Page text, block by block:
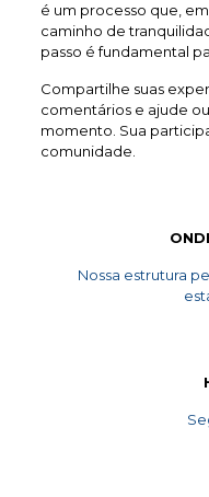
é um processo que,
caminho de
passo é fundamental
Compartilhe suas
comentários e ajude
momento. Sua
comunidade.
Nossa estrutura